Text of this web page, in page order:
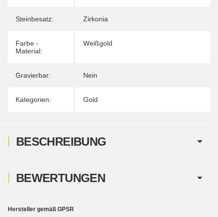
Steinbesatz: Zirkonia
Farbe -
Material:
Weißgold
Gravierbar: Nein
Kategorien: Gold
BESCHREIBUNG
BEWERTUNGEN
Hersteller gemäß GPSR